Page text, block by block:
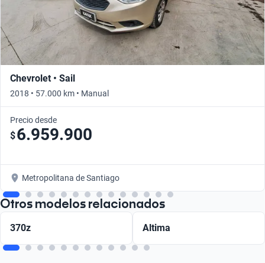
Chevrolet • Sail
2018 • 57.000 km • Manual
Precio desde
$6.959.900
Metropolitana de Santiago
Otros modelos relacionados
370z Altima